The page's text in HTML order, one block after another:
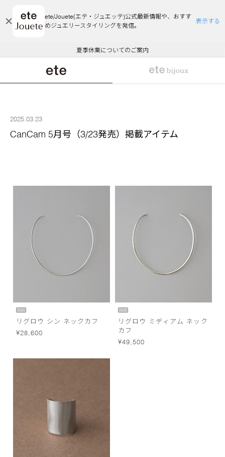
ete/Jouete(エテ・ジュエッテ)公式最新情報や、おすす
めジュエリースタイリングを発信。
表示する
エコラッピング及びエコポイント付与のご案内
ご注文いただいたお品物のお届け状況について
夏季休業についてのご案内
WEB Limited Items >>
採用のご案内
悪質な偽サイトにご注意ください
エコラッピング及びエコポイント付与のご案内
ご注文いただいたお品物のお届け状況について
2025.03.23
CanCam 5月号（3/23発売）掲載アイテム
リグロウ シン ネックカフ
¥28,600
リグロウ ミディアム ネック
カフ
¥49,500